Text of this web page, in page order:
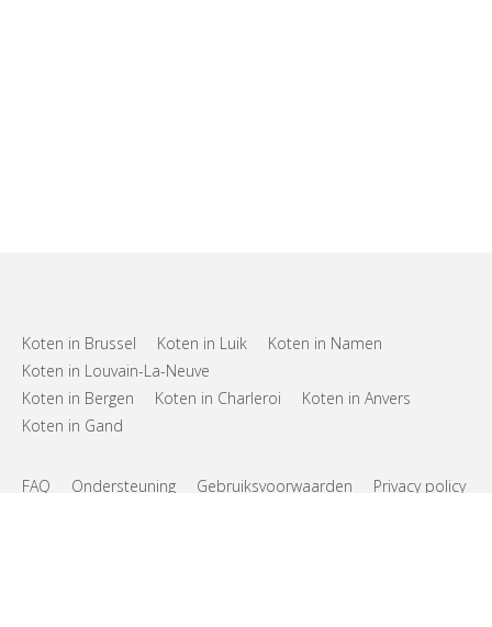
Koten in Brussel Koten in Luik
Koten in Namen
Koten in Louvain-La-Neuve
Koten in Bergen
Koten in Charleroi
Koten in Anvers
Koten in Gand
FAQ Ondersteuning Gebruiksvoorwaarden Privacy policy